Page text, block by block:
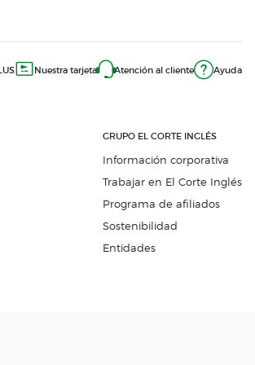
Nuestra tarjeta Atención al cliente Ayuda
GRUPO EL CORTE INGLÉS
Información corporativa
Trabajar en El Corte Inglés
Programa de afiliados
Sostenibilidad
Entidades